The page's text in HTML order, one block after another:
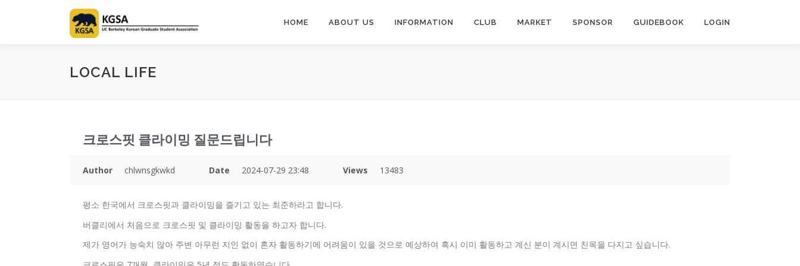
HOME ABOUT US INFORMATION CLUB MARKET SPONSOR GUIDEBOOK LOGIN
LOCAL LIFE
크로스핏 클라이밍 질문드립니다
Author chlwnsgkwkd Date 2024-07-29 23:48 Views 13483
평소 한국에서 크로스핏과 클라이밍을 즐기고 있는 최준하라고 합니다.
버클리에서 처음으로 크로스핏 및 클라이밍 활동을 하고자 합니다.
제가 영어가 능숙치 않아 주변 아무런 지인 없이 혼자 활동하기에 어려움이 있을 것으로 예상하여 혹시 이미 활동하고 계신 분이 계시면 친목을 다지고 싶습니다.